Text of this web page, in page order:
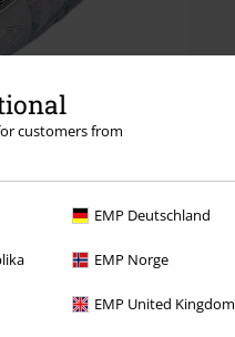
customers from
EMP Deutschland
EMP Norge
EMP United Kingdom